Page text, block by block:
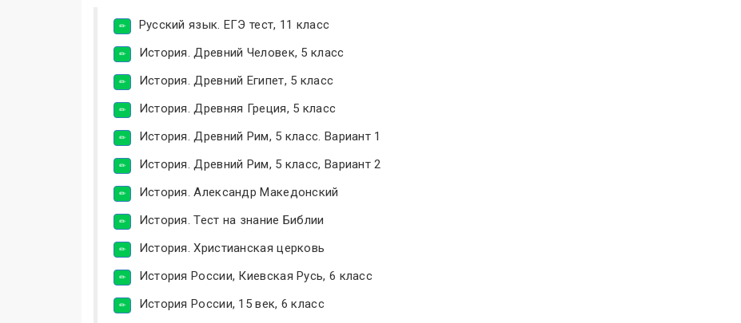
Русский язык. ЕГЭ тест, 11 класс
История. Древний Человек, 5 класс
История. Древний Египет, 5 класс
История. Древняя Греция, 5 класс
История. Древний Рим, 5 класс. Вариант 1
История. Древний Рим, 5 класс, Вариант 2
История. Александр Македонский
История. Тест на знание Библии
История. Христианская церковь
История России, Киевская Русь, 6 класс
История России, 15 век, 6 класс